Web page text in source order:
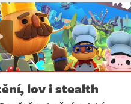
lov i stealth